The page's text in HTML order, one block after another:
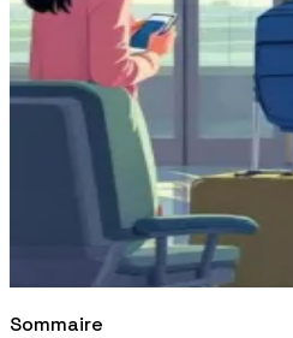
Sommaire